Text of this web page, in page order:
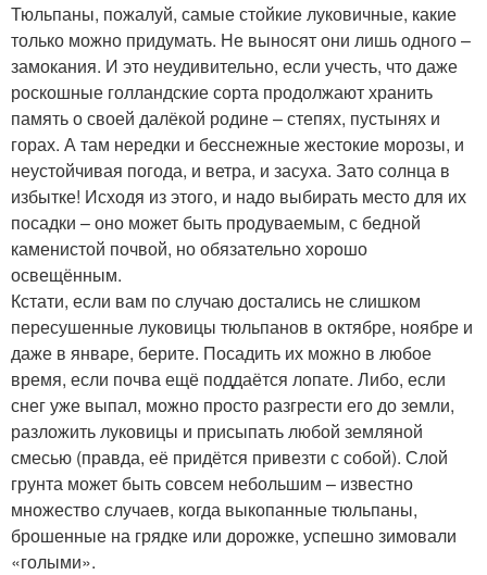
Тюльпаны, пожалуй, самые стойкие луковичные, какие
только можно придумать. Не выносят они лишь одного –
замокания. И это неудивительно, если учесть, что даже
роскошные голландские сорта продолжают хранить
память о своей далёкой родине – степях, пустынях и
горах. А там нередки и бесснежные жестокие морозы, и
неустойчивая погода, и ветра, и засуха. Зато солнца в
избытке! Исходя из этого, и надо выбирать место для их
посадки – оно может быть продуваемым, с бедной
каменистой почвой, но обязательно хорошо
освещённым.
Кстати, если вам по случаю достались не слишком
пересушенные луковицы тюльпанов в октябре, ноябре и
даже в январе, берите. Посадить их можно в любое
время, если почва ещё поддаётся лопате. Либо, если
снег уже выпал, можно просто разгрести его до земли,
разложить луковицы и присыпать любой земляной
смесью (правда, её придётся привезти с собой). Слой
грунта может быть совсем небольшим – известно
множество случаев, когда выкопанные тюльпаны,
брошенные на грядке или дорожке, успешно зимовали
«голыми».